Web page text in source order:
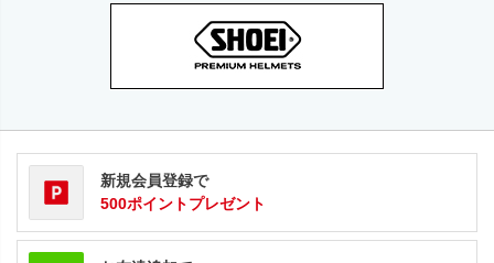
新規会員登録で
500ポイントプレゼント